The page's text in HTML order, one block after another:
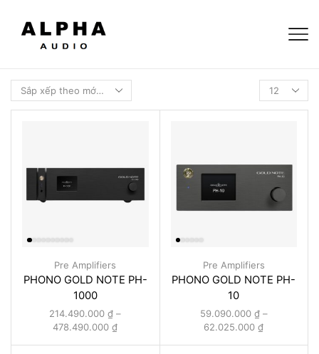
Pre Amplifiers
PHONO GOLD NOTE PH-
1000
214.490.000₫ –
478.490.000₫
Pre Amplifiers
PHONO GOLD NOTE PH-
10
59.090.000 ₫ –
62.025.000₫